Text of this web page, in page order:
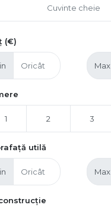
(€)
Max
1 2 3
utilă
Max